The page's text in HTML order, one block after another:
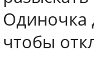
Одиночка
чтобы